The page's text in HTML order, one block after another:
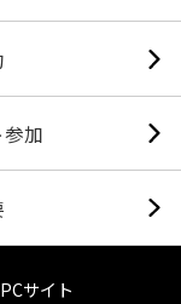
加
PCサイト